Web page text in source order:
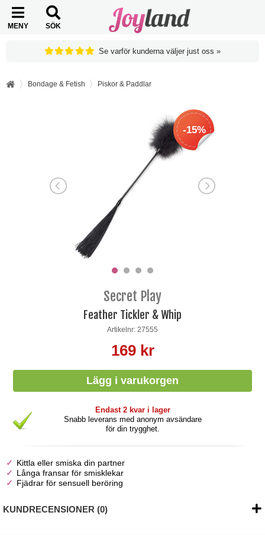
MENY SÖK
Se varför kunderna väljer just oss »
Bondage & Fetish Piskor & Paddlar
-15%
Secret Play
Feather Tickler & Whip
Artikelnr: 27555
169 kr
Endast 2 kvar i lager
Snabb leverans med anonym avsändare
för din trygghet.
Kittla eller smiska din partner
Långa fransar för smisklekar
Fjädrar för sensuell beröring
KUNDRECENSIONER (0)